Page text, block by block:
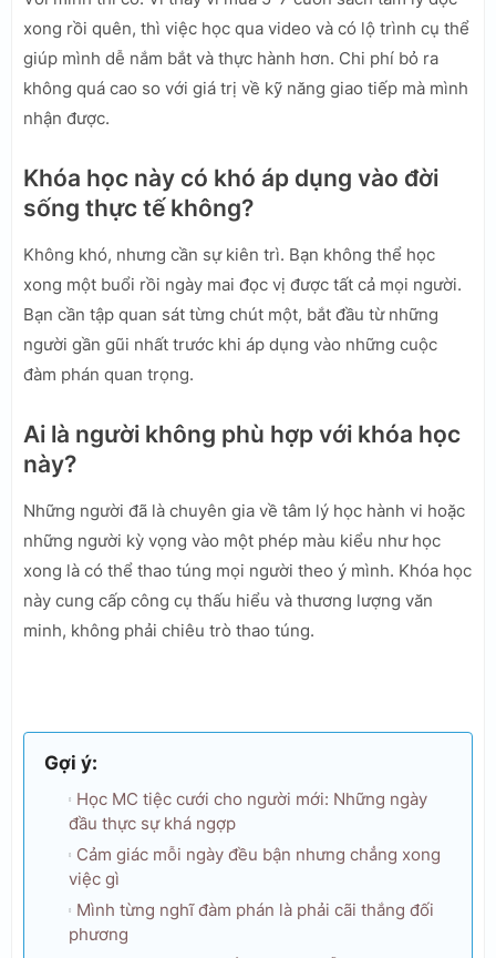
xong rồi quên, thì việc học qua video và có lộ trình cụ thể
giúp mình dễ nắm bắt và thực hành hơn. Chi phí bỏ ra
không quá cao so với giá trị về kỹ năng giao tiếp mà mình
nhận được.
Khóa học này có khó áp dụng vào đời
sống thực tế không?
Không khó, nhưng cần sự kiên trì. Bạn không thể học
xong một buổi rồi ngày mai đọc vị được tất cả mọi người.
Bạn cần tập quan sát từng chút một, bắt đầu từ những
người gần gũi nhất trước khi áp dụng vào những cuộc
đàm phán quan trọng.
Ai là người không phù hợp với khóa học
này?
Những người đã là chuyên gia về tâm lý học hành vi hoặc
những người kỳ vọng vào một phép màu kiểu như học
xong là có thể thao túng mọi người theo ý mình. Khóa học
này cung cấp công cụ thấu hiểu và thương lượng văn
minh, không phải chiêu trò thao túng.
Gợi ý:
Học MC tiệc cưới cho người mới: Những ngày
đầu thực sự khá ngợp
Cảm giác mỗi ngày đều bận nhưng chẳng xong
việc gì
Mình từng nghĩ đàm phán là phải cãi thắng đối
phương